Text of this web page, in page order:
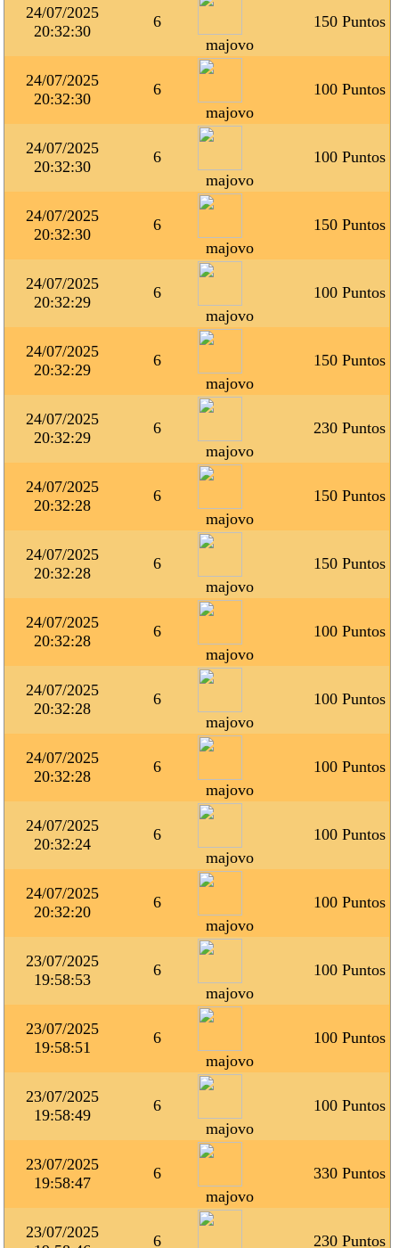
24/07/2025
20:32:30
6
majovo
150 Puntos
24/07/2025
20:32:30
6
majovo
100 Puntos
24/07/2025
20:32:30
6
majovo
100 Puntos
24/07/2025
20:32:30
6
majovo
150 Puntos
24/07/2025
20:32:29
6
majovo
100 Puntos
24/07/2025
20:32:29
6
majovo
150 Puntos
24/07/2025
20:32:29
6
majovo
230 Puntos
24/07/2025
20:32:28
6
majovo
150 Puntos
24/07/2025
20:32:28
6
majovo
150 Puntos
24/07/2025
20:32:28
6
majovo
100 Puntos
24/07/2025
20:32:28
6
majovo
100 Puntos
24/07/2025
20:32:28
6
majovo
100 Puntos
24/07/2025
20:32:24
6
majovo
100 Puntos
24/07/2025
20:32:20
6
majovo
100 Puntos
23/07/2025
19:58:53
6
majovo
100 Puntos
23/07/2025
19:58:51
6
majovo
100 Puntos
23/07/2025
19:58:49
6
majovo
100 Puntos
23/07/2025
19:58:47
6
majovo
330 Puntos
23/07/2025
6 230 Puntos